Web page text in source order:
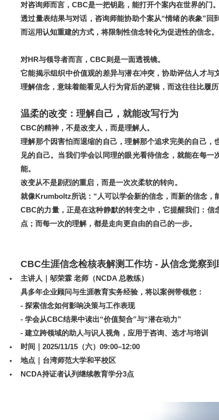
对咨询师而言，CBC是一把钥匙，能打开个案内在世界的门
透过量表结果与对话，咨询师能协助个案从“情绪的表象”回
而运用认知重建的方式，将限制性信念转化为促进性的信念。
对HR与领导者而言，CBC则是一面透视镜。
它能揭示组织中价值观的差异与潜在冲突，协助评估人才与
理解信念，意味着能看见人行为背后的逻辑，而这往往比履
温柔的改变：理解自己，就能改写行为
CBC的精神，不是改变人，而是理解人。
理解那个因害怕而退缩的自己，理解那个追求完美的自己，
见的自己。当我们学会以同理的眼光看待信念，就能在每一
能。
改变从不是剧烈的重启，而是一次次柔软的转向。
就像Krumboltz所说：“人可以学会新的信念，而新的信念，
CBC的力量，正是在这种静默的转变之中，它提醒我们： 信
点；而每一次的理解，都是走向更自由的自己的一步。
CBC生涯信念检核表解测工作坊 - 从信念觉察到
主讲人｜邬荣霖 老师（NCDA 总教练）
具多年企业顾问与生涯教育实务经验，将以案例带领您：
-探索信念如何影响决策与工作表现
-学会从CBC结果中读出“价值契合”与“潜在动力”
-建立跨领域的助人与识人视角，应用于咨询、选才与培训
时间｜2025/11/15（六）09:00–12:00
地点｜台湾师范大学和平校区
NCDA持证者认列继续教育学分3点